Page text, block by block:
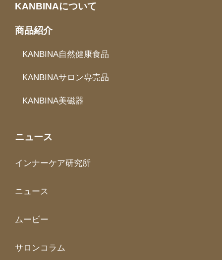
KANBINAについて
商品紹介
KANBINA自然健康食品
KANBINAサロン専売品
KANBINA美磁器
ニュース
インナーケア研究所
ニュース
ムービー
サロンコラム